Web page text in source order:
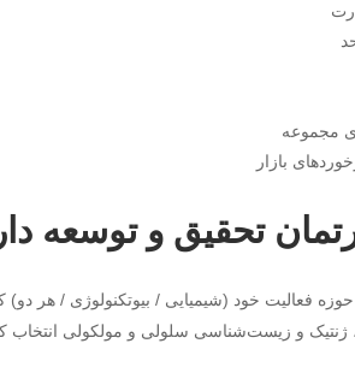
بازار
تحقیق و توسعه
فعالیت خود (شیمیایی / بیوتکنولوژی / هر
ژنتیک و زیست‌شناسی سلولی و مولکولی انتخاب